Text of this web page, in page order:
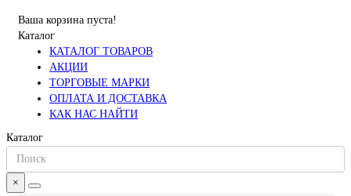
Ваша корзина пуста!
Каталог
КАТАЛОГ ТОВАРОВ
АКЦИИ
ТОРГОВЫЕ МАРКИ
ОПЛАТА И ДОСТАВКА
КАК НАС НАЙТИ
Каталог
×